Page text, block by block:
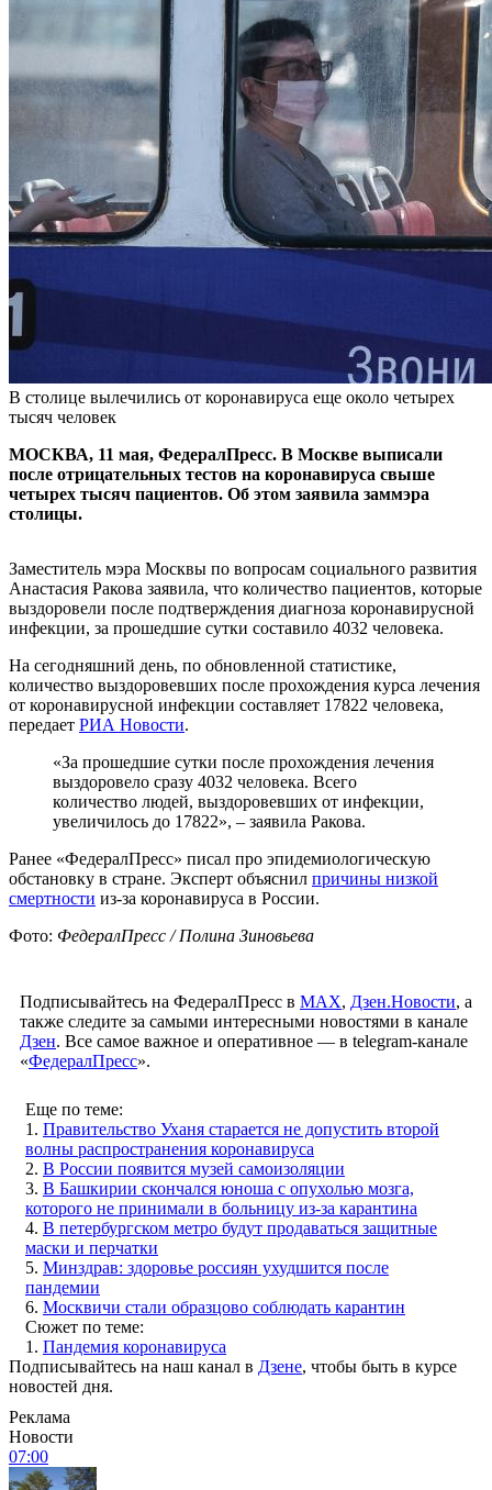
В столице вылечились от коронавируса еще около четырех
тысяч человек
МОСКВА, 11 мая, ФедералПресс. В Москве выписали
после отрицательных тестов на коронавируса свыше
четырех тысяч пациентов. Об этом заявила заммэра
столицы.
Заместитель мэра Москвы по вопросам социального развития
Анастасия Ракова заявила, что количество пациентов, которые
выздоровели после подтверждения диагноза коронавирусной
инфекции, за прошедшие сутки составило 4032 человека.
На сегодняшний день, по обновленной статистике,
количество выздоровевших после прохождения курса лечения
от коронавирусной инфекции составляет 17822 человека,
передает РИА Новости.
«За прошедшие сутки после прохождения лечения
выздоровело сразу 4032 человека. Всего
количество людей, выздоровевших от инфекции,
увеличилось до 17822», – заявила Ракова.
Ранее «ФедералПресс» писал про эпидемиологическую
обстановку в стране. Эксперт объяснил причины низкой
смертности из-за коронавируса в России.
Фото: ФедералПресс / Полина Зиновьева
Подписывайтесь на ФедералПресс в МАХ, Дзен.Новости, а
также следите за самыми интересными новостями в канале
Дзен. Все самое важное и оперативное — в telegram-канале
«ФедералПресс».
Еще по теме:
1. Правительство Уханя старается не допустить второй
волны распространения коронавируса
2. В России появится музей самоизоляции
3. В Башкирии скончался юноша с опухолью мозга,
которого не принимали в больницу из-за карантина
4. В петербургском метро будут продаваться защитные
маски и перчатки
5. Минздрав: здоровье россиян ухудшится после
пандемии
6. Москвичи стали образцово соблюдать карантин
Сюжет по теме:
1. Пандемия коронавируса
Подписывайтесь на наш канал в Дзене, чтобы быть в курсе
новостей дня.
Реклама
Новости
07:00